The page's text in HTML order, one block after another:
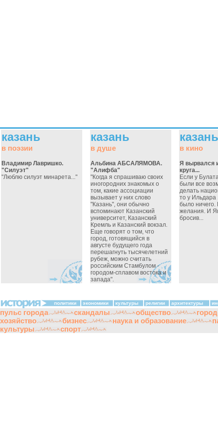
казань
в поэзии
Владимир Лавришко.
"Силуэт"
"Люблю силуэт минарета..."
казань
в душе
Альбина АБСАЛЯМОВА.
"Алифба"
"Когда я спрашиваю своих
иногородних знакомых о
том, какие ассоциации
вызывает у них слово
"Казань", они обычно
вспоминают Казанский
университет, Казанский
Кремль и Казанский вокзал.
Еще говорят о том, что
город, готовящийся в
августе будущего года
перешагнуть тысячелетний
рубеж, можно считать
российским Стамбулом -
городом-сплавом востока и
запада".
казань
в кино
Я вырвался
круга...
Если у
были все
делать
то у
было ничего.
желания. И
бросив...
политики экономики культуры религии архитектуры
пульс города скандалы общество
хозяйство
бизнес наука и образование
культуры
спорт